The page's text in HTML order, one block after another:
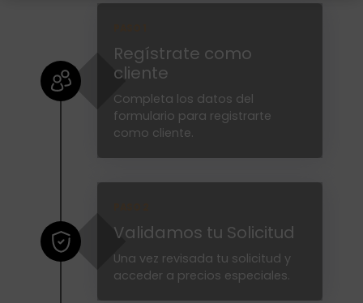
Regístrate como
cliente
Completa los datos del
formulario para registrarte
como cliente.
Validamos tu Solicitud
Una vez revisada tu solicitud y
acceder a precios especiales.